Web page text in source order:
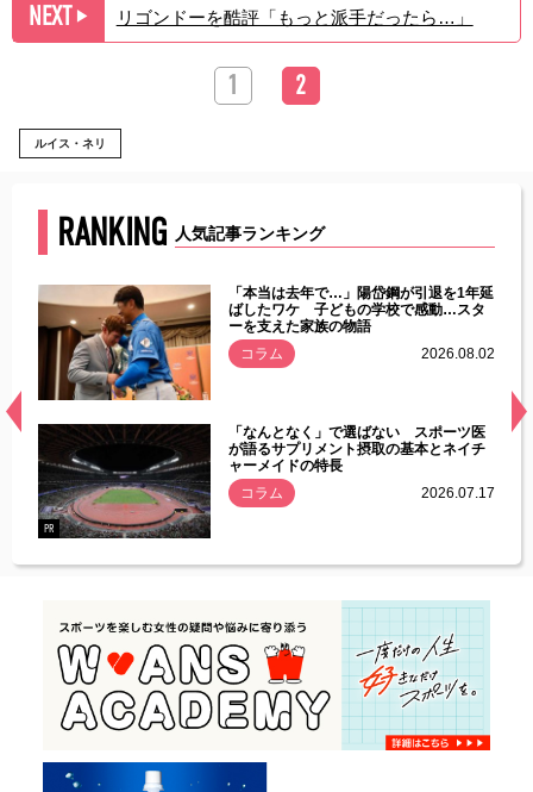
NEXT ▶︎ リゴンドーを酷評「もっと派手だったら…」
1 2
ルイス・ネリ
RANKING 人気記事ランキング
常
「本当は去年で…」陽岱鋼が引退を1年延
ばしたワケ 子どもの学校で感動…スタ
ーを支えた家族の物語
コラム
2026.08.02
PR
「なんとなく」で選ばない スポーツ医
が語るサプリメント摂取の基本とネイチ
ャーメイドの特長
コラム
2026.07.17